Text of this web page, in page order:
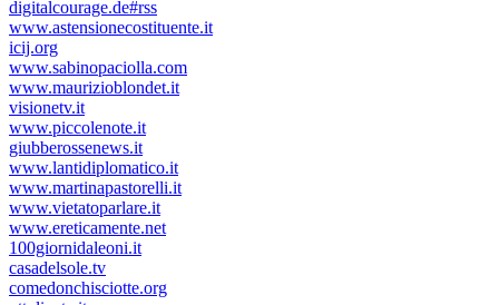
digitalcourage.de#rss
www.astensionecostituente.it
icij.org
www.sabinopaciolla.com
www.maurizioblondet.it
visionetv.it
www.piccolenote.it
giubberossenews.it
www.lantidiplomatico.it
www.martinapastorelli.it
www.vietatoparlare.it
www.ereticamente.net
100giornidaleoni.it
casadelsole.tv
comedonchisciotte.org